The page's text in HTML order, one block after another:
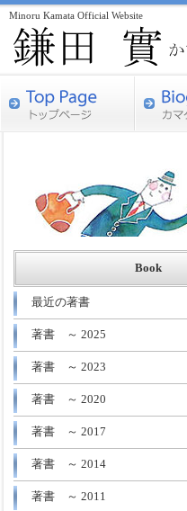
Minoru Kamata Official Website
Book
最近の著書
著書 ～ 2025
著書 ～ 2023
著書 ～ 2020
著書 ～ 2017
著書 ～ 2014
著書 ～ 2011